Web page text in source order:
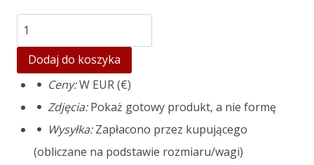
ilość
Pot
mould
"Sydney"
S
Dodaj do koszyka
Ceny:W EUR (€)
Zdjęcia:Pokaż gotowy produkt, a nie formę
Wysyłka:Zapłacono przez kupującego
(obliczane na podstawie rozmiaru/wagi)